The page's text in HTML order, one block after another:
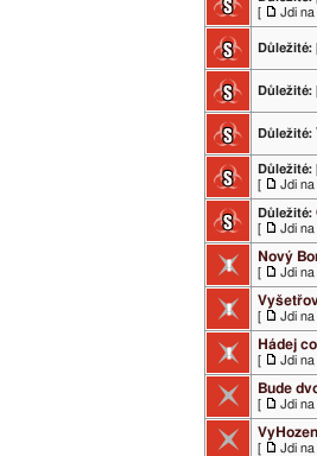
[ Jdi na
Důležité:
Důležité:
Důležité:
Důležité:
[ Jdi na
Důležité:
[ Jdi na
Nový
[ Jdi na
[ Jdi na
Hádej
[ Jdi na
Bude
[ Jdi na
[ Jdi na